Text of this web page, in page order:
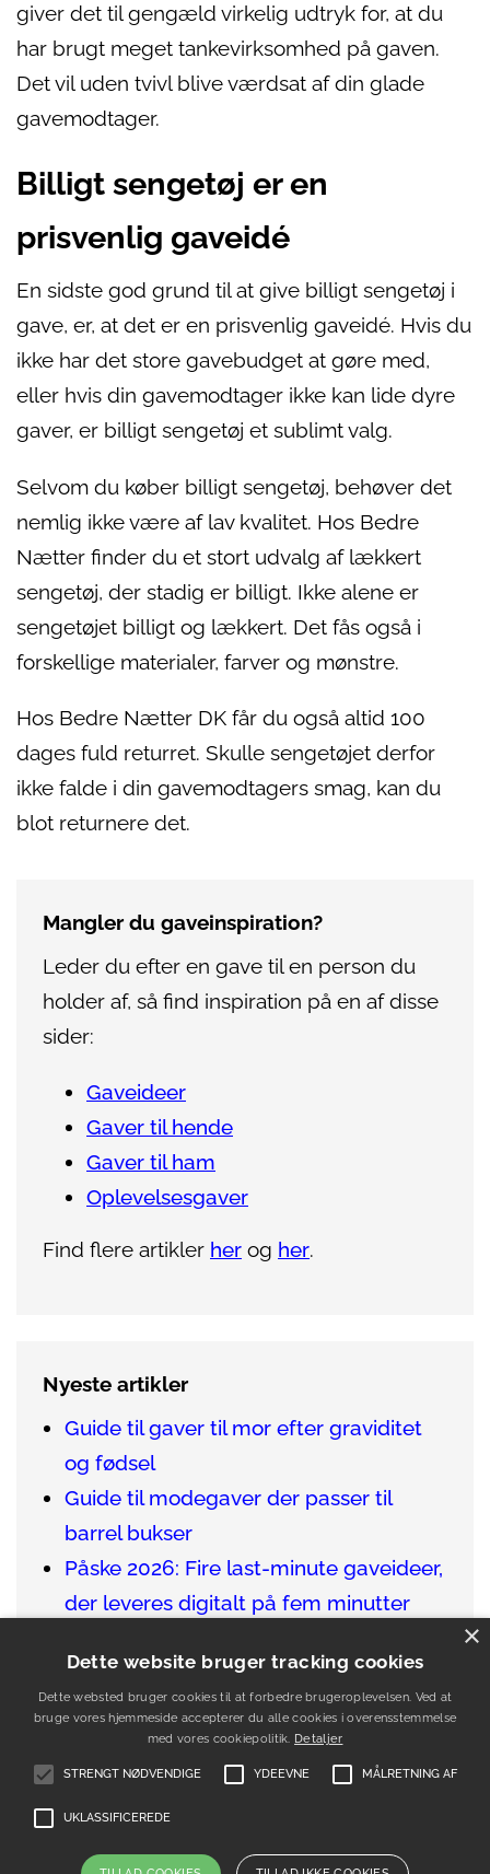
giver det til gengæld virkelig udtryk for, at du
har brugt meget tankevirksomhed på gaven.
Det vil uden tvivl blive værdsat af din glade
gavemodtager.
Billigt sengetøj er en
prisvenlig gaveidé
En sidste god grund til at give billigt sengetøj i
gave, er, at det er en prisvenlig gaveidé. Hvis du
ikke har det store gavebudget at gøre med,
eller hvis din gavemodtager ikke kan lide dyre
gaver, er billigt sengetøj et sublimt valg.
Selvom du køber billigt sengetøj, behøver det
nemlig ikke være af lav kvalitet. Hos Bedre
Nætter finder du et stort udvalg af lækkert
sengetøj, der stadig er billigt. Ikke alene er
sengetøjet billigt og lækkert. Det fås også i
forskellige materialer, farver og mønstre.
Hos Bedre Nætter DK får du også altid 100
dages fuld returret. Skulle sengetøjet derfor
ikke falde i din gavemodtagers smag, kan du
blot returnere det.
Mangler du gaveinspiration?
Leder du efter en gave til en person du
holder af, så find inspiration på en af disse
sider:
Gaveideer
Gaver til hende
Gaver til ham
Oplevelsesgaver
Find flere artikler her og her.
Nyeste artikler
Guide til gaver til mor efter graviditet
og fødsel
Guide til modegaver der passer til
barrel bukser
Påske 2026: Fire last-minute gaveideer,
der leveres digitalt på fem minutter
vinentusiast
Guide til gaver der passer til venner i
udlandet
Forside Kontakt
Cookie- og privatlivspolitik
Dette website bruger tracking cookies
Dette websted bruger cookies til at forbedre brugeroplevelsen. Ved at
bruge vores hjemmeside accepterer du alle cookies i overensstemmelse
med vores cookiepolitik. Detaljer
STRENGT NØDVENDIGE YDEEVNE MÅLRETNING AF
UKLASSIFICEREDE
×